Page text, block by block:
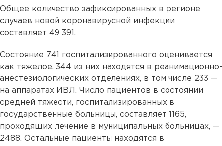
Общее количество зафиксированных в регионе
случаев новой коронавирусной инфекции
составляет 49 391.
Состояние 741 госпитализированного оценивается
как тяжелое, 344 из них находятся в реанимационно-
анестезиологических отделениях, в том числе 233 —
на аппаратах ИВЛ. Число пациентов в состоянии
средней тяжести, госпитализированных в
государственные больницы, составляет 1165,
проходящих лечение в муниципальных больницах, —
2488. Остальные пациенты находятся в